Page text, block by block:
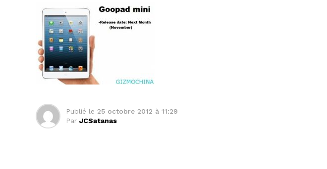
Publié le 25 octobre 2012 à 11:29
Par JCSatanas